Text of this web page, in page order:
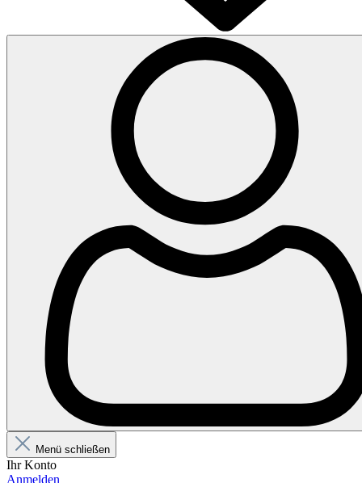
Menü schließen
Ihr Konto
Anmelden